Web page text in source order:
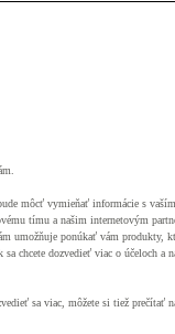
môcť vymieňať informácie s
tímu a našim internetovým
umožňuje ponúkať vám produkty,
chcete dozvedieť viac o účeloch a
sa viac, môžete si tiež prečítať